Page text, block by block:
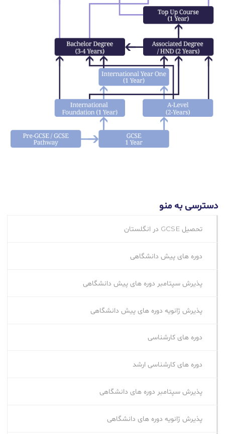
دسترسی به منو
تحصیل GCSE در انگلستان
دوره های پیش دانشگاهی
پذیرش سپتامبر دوره های پیش دانشگاهی
پذیرش ژانویه دوره های پیش دانشگاهی
دوره های کارشناسی
دوره های کارشناسی ارشد
پذیرش سپتامبر دوره‌ های دانشگاهی
پذیرش ژانویه دوره‌ های دانشگاهی